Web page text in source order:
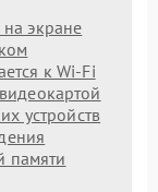
экране
к Wi-Fi
устройств
памяти